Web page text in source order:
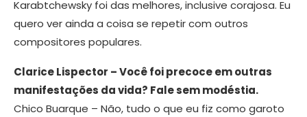
Karabtchewsky foi das melhores, inclusive corajosa. Eu
quero ver ainda a coisa se repetir com outros
compositores populares.
Clarice Lispector – Você foi precoce em outras
manifestações da vida? Fale sem modéstia.
Chico Buarque – Não, tudo o que eu fiz como garoto